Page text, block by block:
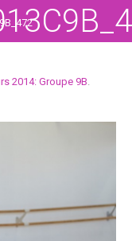
2014: Groupe 9B.